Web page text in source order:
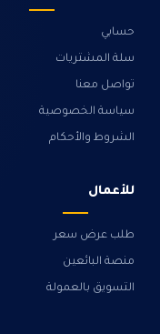
حسابي
سلة المشتريات
تواصل معنا
سياسة الخصوصية
الشروط والأحكام
للأعمال
طلب عرض سعر
منصة البائعين
التسويق بالعمولة